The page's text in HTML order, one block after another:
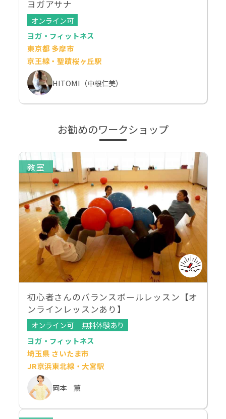
ヨガアサナ
オンライン可
ヨガ・フィットネス
東京都 多摩市
京王線・聖蹟桜ヶ丘駅
HITOMI（中根仁美）
お勧めのワークショップ
教室
初心者さんのバランスボールレッスン【オ
ンラインレッスンあり】
オンライン可
無料体験あり
ヨガ・フィットネス
埼玉県 さいたま市
JR京浜東北線・大宮駅
岡本 薫